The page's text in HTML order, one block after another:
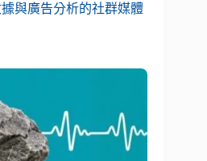
與廣告分析的社群媒體